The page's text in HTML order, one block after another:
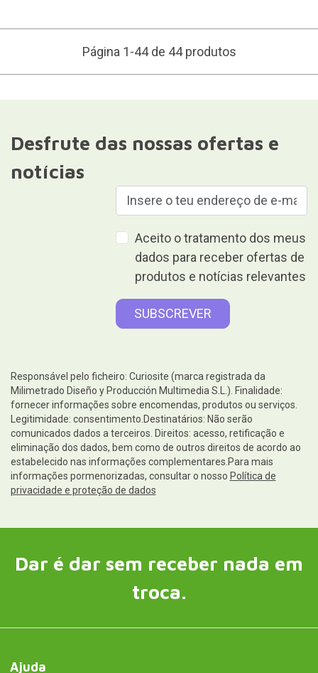
Página 1-44 de 44 produtos
Desfrute das nossas ofertas e
notícias
Aceito o tratamento dos meus
dados para receber ofertas de
produtos e notícias relevantes
Responsável pelo ficheiro: Curiosite (marca registrada da
Milimetrado Diseño y Producción Multimedia S.L.). Finalidade:
fornecer informações sobre encomendas, produtos ou serviços.
Legitimidade: consentimento.Destinatários: Não serão
comunicados dados a terceiros. Direitos: acesso, retificação e
eliminação dos dados, bem como de outros direitos de acordo ao
estabelecido nas informações complementares.Para mais
informações pormenorizadas, consultar o nosso Política de
privacidade e proteção de dados
Dar é dar sem receber nada em
troca.
Ajuda